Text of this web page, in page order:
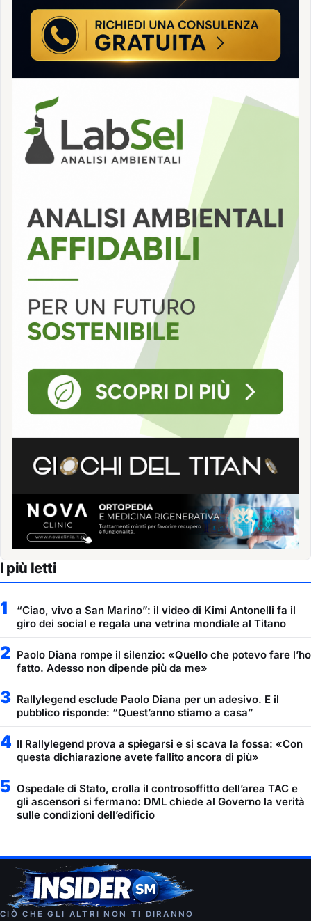
I più letti
1
“Ciao, vivo a San Marino”: il video di Kimi Antonelli fa il
giro dei social e regala una vetrina mondiale al Titano
2 Paolo Diana rompe il silenzio: «Quello che potevo fare l’ho
fatto. Adesso non dipende più da me»
3 Rallylegend esclude Paolo Diana per un adesivo. E il
pubblico risponde: “Quest’anno stiamo a casa”
4 Il Rallylegend prova a spiegarsi e si scava la fossa: «Con
questa dichiarazione avete fallito ancora di più»
5 Ospedale di Stato, crolla il controsoffitto dell’area TAC e
gli ascensori si fermano: DML chiede al Governo la verità
sulle condizioni dell’edificio
CIÒ CHE GLI ALTRI NON TI DIRANNO